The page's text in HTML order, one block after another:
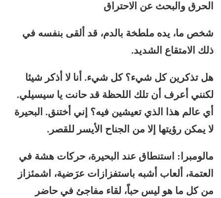
الحرق والبحث عن الاحتراق
شخص ما، يده ملطخة بالدم، قد ألقى بنفسه في
ذلك الامتقاع الشديد.
هل تذكرين كل شيء؟ كل شيء. أنا لا أذكر شيئا
لكنني أعرف أن تلك اللحظة قد حانت يا سيسيلي.
أي عالم هذا الذي تعيشين فيه؟ إني أختنق. البحيرة
لا يمكن رؤيتها إلا من الجناح الأيسر للقصر.
مالومبرا: استنطاق عند البحيرة، حركات هشة في
العتمة، ألعاب أشبه باستفزازات عرَضية، اشمئزاز
من كل ما هو ليس حباً، لقاء مفاجئ في حاضر